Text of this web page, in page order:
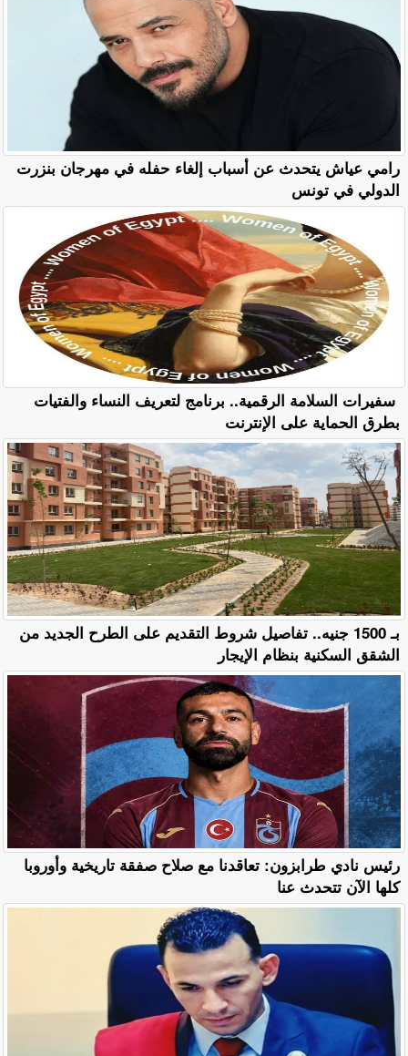
رامي عياش يتحدث عن أسباب إلغاء حفله في مهرجان بنزرت
الدولي في تونس
سفيرات السلامة الرقمية.. برنامج لتعريف النساء والفتيات
بطرق الحماية على الإنترنت
بـ 1500 جنيه.. تفاصيل شروط التقديم على الطرح الجديد من
الشقق السكنية بنظام الإيجار
رئيس نادي طرابزون: تعاقدنا مع صلاح صفقة تاريخية وأوروبا
كلها الآن تتحدث عنا